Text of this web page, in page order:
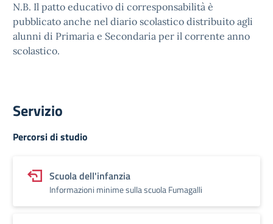
N.B. Il patto educativo di corresponsabilità è
pubblicato anche nel diario scolastico distribuito agli
alunni di Primaria e Secondaria per il corrente anno
scolastico.
Servizio
Percorsi di studio
Scuola dell'infanzia
Informazioni minime sulla scuola Fumagalli